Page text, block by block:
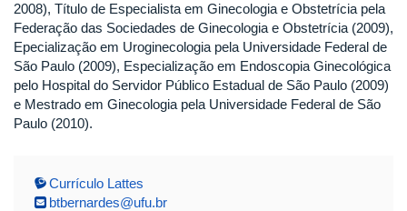
2008), Título de Especialista em Ginecologia e Obstetrícia pela
Federação das Sociedades de Ginecologia e Obstetrícia (2009),
Epecialização em Uroginecologia pela Universidade Federal de
São Paulo (2009), Especialização em Endoscopia Ginecológica
pelo Hospital do Servidor Público Estadual de São Paulo (2009)
e Mestrado em Ginecologia pela Universidade Federal de São
Paulo (2010).
Currículo Lattes
btbernardes@ufu.br